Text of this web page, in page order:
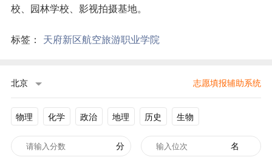
校、园林学校、影视拍摄基地。
标签： 天府新区航空旅游职业学院
北京 志愿填报辅助系统
物理 化学 政治 地理 历史 生物
分 名